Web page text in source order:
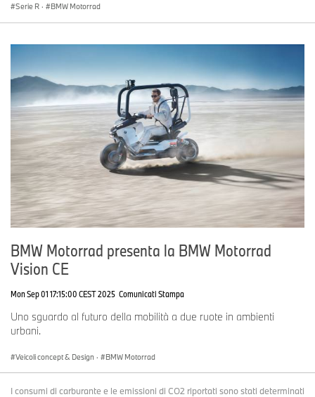
Serie R · BMW Motorrad
BMW Motorrad presenta la BMW Motorrad
Vision CE
Mon Sep 01 17:15:00 CEST 2025 Comunicati Stampa
Uno sguardo al futuro della mobilità a due ruote in ambienti
urbani.
Veicoli concept & Design · BMW Motorrad
I consumi di carburante e le emissioni di CO2 riportati sono stati determinati